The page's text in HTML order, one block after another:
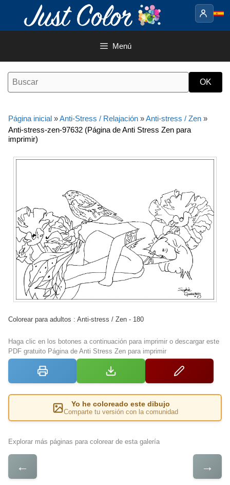
contenido
Menú
Página inicial »Anti-Stress / Relajación »Anti-stress / Zen »
Anti-stress-zen-97632 (Página de Anti Stress Zen para
imprimir)
Colorear para adultos : Anti-stress / Zen - 180
Haga clic en los botones a continuación para imprimir o descargar este
PDF gratuito Página de Anti Stress Zen para imprimir
Yo he coloreado este dibujo
Comparte tu versión con la comunidad
Explorar más páginas para colorear de esta galería
← →